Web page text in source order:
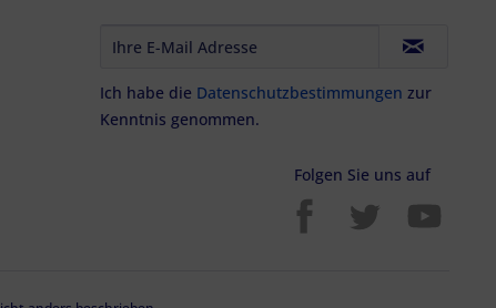
Ich habe die Datenschutzbestimmungen zur
Kenntnis genommen.
Folgen Sie uns auf